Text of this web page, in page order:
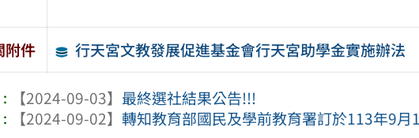
附件 行天宮文教發展促進基金會行天宮助學金實施辦法
【2024-09-03】 最終選社結果公告!!!
【2024-09-02】轉知教育部國民及學前教育署訂於113年9月